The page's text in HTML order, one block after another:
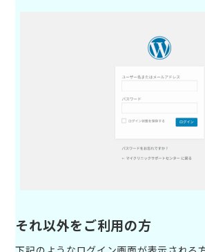
それ以外をご利用の方